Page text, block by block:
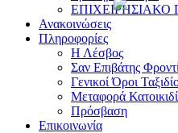
ΕΠΙΧΕΙΡΗΣΙΑΚΟ
Ανακοινώσεις
Πληροφορίες
Η Λέσβος
Σαν Επιβάτης
Γενικοί Όροι
Μεταφορά
Πρόσβαση
Επικοινωνία